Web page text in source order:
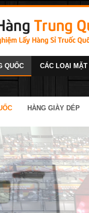
QUỐC CÁC LOẠI MẶT
HÀNG GIÀY DÉP